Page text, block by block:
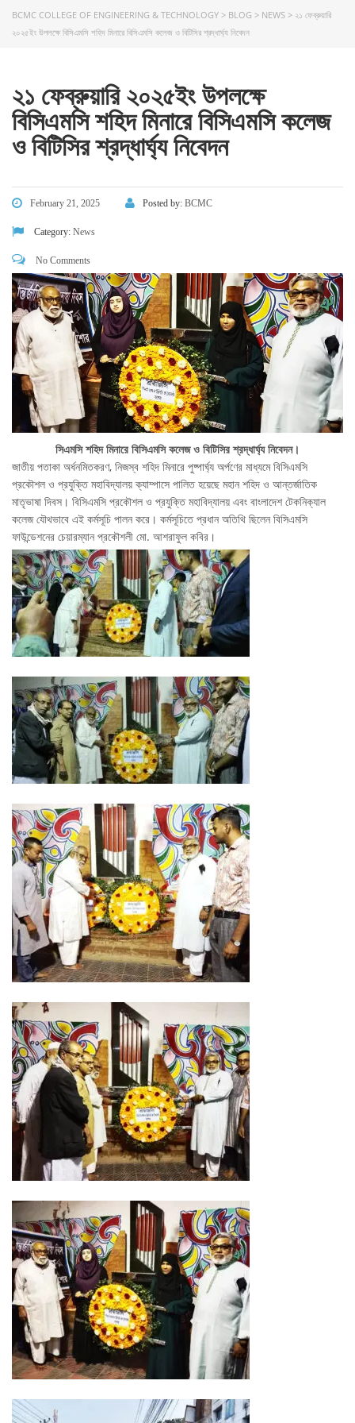
BCMC COLLEGE OF ENGINEERING & TECHNOLOGY > BLOG > NEWS > ২১ ফেব্রুয়ারি
২০২৫ইং উপলক্ষে বিসিএমসি শহিদ মিনারে বিসিএমসি কলেজ ও বিটিসির শ্রদ্ধার্ঘ্য নিবেদন
২১ ফেব্রুয়ারি ২০২৫ইং উপলক্ষে
বিসিএমসি শহিদ মিনারে বিসিএমসি কলেজ
ও বিটিসির শ্রদ্ধার্ঘ্য নিবেদন
February 21, 2025 Posted by: BCMC
Category: News
No Comments
সিএমসি শহিদ মিনারে বিসিএমসি কলেজ ও বিটিসির শ্রদ্ধার্ঘ্য নিবেদন।
জাতীয় পতাকা অর্ধনমিতকরণ, নিজস্ব শহিদ মিনারে পুষ্পার্ঘ্য অর্পণের মাধ্যমে বিসিএমসি
প্রকৌশল ও প্রযুক্তি মহাবিদ্যালয় ক্যাম্পাসে পালিত হয়েছে মহান শহিদ ও আন্তর্জাতিক
মাতৃভাষা দিবস। বিসিএমসি প্রকৌশল ও প্রযুক্তি মহাবিদ্যালয় এবং বাংলাদেশ টেকনিক্যাল
কলেজ যৌথভাবে এই কর্মসূচি পালন করে। কর্মসূচিতে প্রধান অতিথি ছিলেন বিসিএমসি
ফাউন্ডেশনের চেয়ারম্যান প্রকৌশলী মো. আশরাফুল কবির।